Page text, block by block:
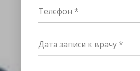
Телефон
Дата записи к врачу